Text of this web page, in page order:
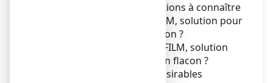
2. Quelles sont les informations à connaître
avant d'utiliser VERRUFILM, solution pour
application locale en flacon ?
3. Comment utiliser VERRUFILM, solution
pour application locale en flacon ?
4. Quels sont les effets indésirables